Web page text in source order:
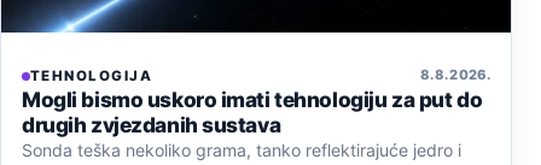
TEHNOLOGIJA 8. 8. 2026.
Mogli bismo uskoro imati tehnologiju za put do
drugih zvjezdanih sustava
Sonda teška nekoliko grama, tanko reflektirajuće jedro i